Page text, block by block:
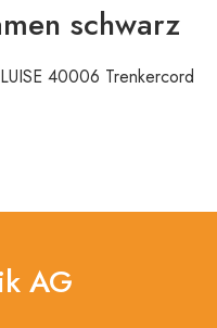
schwarz
40006 Trenkercord
AG